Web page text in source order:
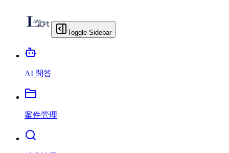
Toggle Sidebar
AI 問答
案件管理